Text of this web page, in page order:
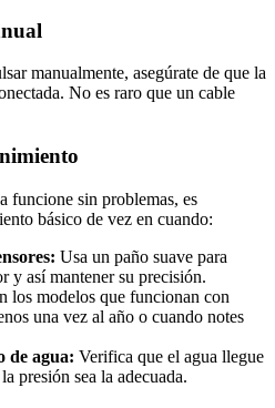
manualmente, asegúrate de que la
No es raro que un cable
funcione sin problemas, es
básico de vez en cuando:
Usa un paño suave para
y así mantener su precisión.
los modelos que funcionan con
una vez al año o cuando notes
de agua: Verifica que el agua llegue
presión sea la adecuada.